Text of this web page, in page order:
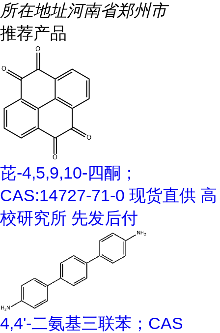
所在地址河南省郑州市
推荐产品
芘-4,5,9,10-四酮；
CAS:14727-71-0 现货直供 高
校研究所 先发后付
4,4'-二氨基三联苯；CAS